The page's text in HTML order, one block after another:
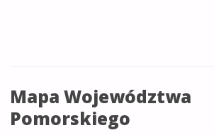
Mapa Województwa
Pomorskiego